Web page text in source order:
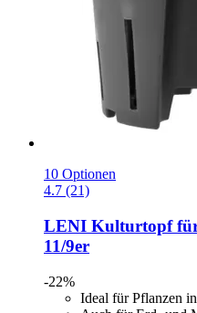
10 Optionen
4.7 (21)
LENI Kulturtopf
11/9er
-22%
Ideal für Pflanzen